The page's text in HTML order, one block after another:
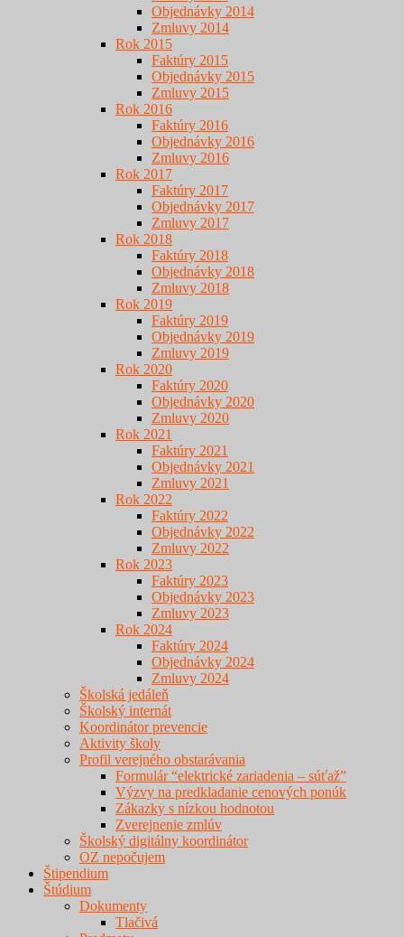
Objednávky 2014
Zmluvy 2014
Rok 2015
Faktúry 2015
Objednávky 2015
Zmluvy 2015
Rok 2016
Faktúry 2016
Objednávky 2016
Zmluvy 2016
Rok 2017
Faktúry 2017
Objednávky 2017
Zmluvy 2017
Rok 2018
Faktúry 2018
Objednávky 2018
Zmluvy 2018
Rok 2019
Faktúry 2019
Objednávky 2019
Zmluvy 2019
Rok 2020
Faktúry 2020
Objednávky 2020
Zmluvy 2020
Rok 2021
Faktúry 2021
Objednávky 2021
Zmluvy 2021
Rok 2022
Faktúry 2022
Objednávky 2022
Zmluvy 2022
Rok 2023
Faktúry 2023
Objednávky 2023
Zmluvy 2023
Rok 2024
Faktúry 2024
Objednávky 2024
Zmluvy 2024
Školská jedáleň
Školský internát
Koordinátor prevencie
Aktivity školy
Profil verejného obstarávania
Formulár “elektrické zariadenia – súťaž”
Výzvy na predkladanie cenových ponúk
Zákazky s nízkou hodnotou
Zverejnenie zmlúv
Školský digitálny koordinátor
OZ nepočujem
Štipendium
Štúdium
Dokumenty
Tlačivá